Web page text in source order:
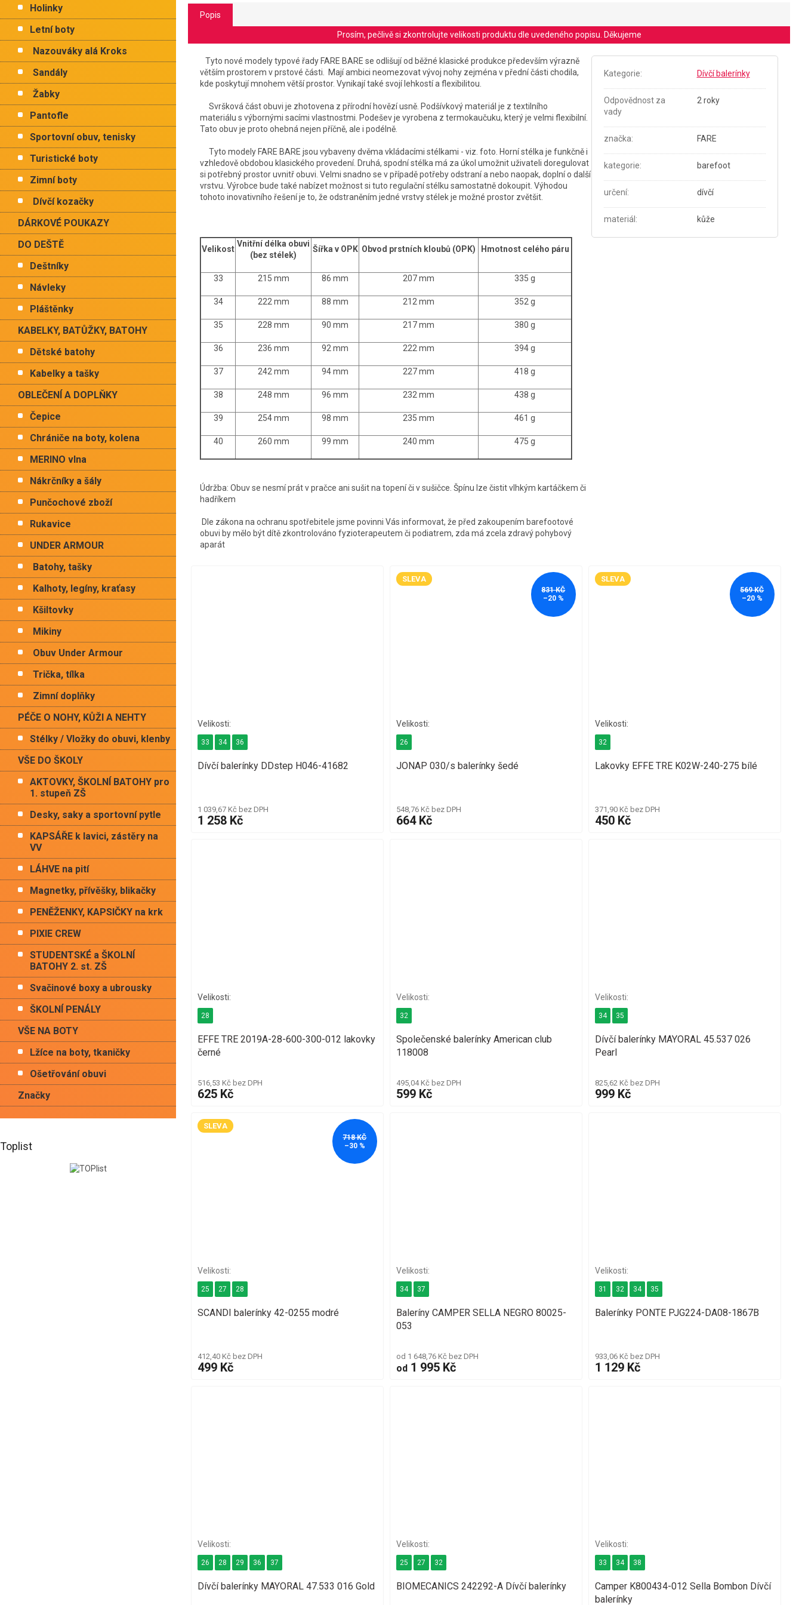
Holinky
Letní boty
Nazouváky alá Kroks
Sandály
Žabky
Pantofle
Sportovní obuv, tenisky
Turistické boty
Zimní boty
Dívčí kozačky
DÁRKOVÉ POUKAZY
DO DEŠTĚ
Deštníky
Návleky
Pláštěnky
KABELKY, BATŮŽKY, BATOHY
Dětské batohy
Kabelky a tašky
OBLEČENÍ A DOPLŇKY
Čepice
Chrániče na boty, kolena
MERINO vlna
Nákrčníky a šály
Punčochové zboží
Rukavice
UNDER ARMOUR
Batohy, tašky
Kalhoty, legíny, kraťasy
Kšiltovky
Mikiny
Obuv Under Armour
Trička, tílka
Zimní doplňky
PÉČE O NOHY, KŮŽI A NEHTY
Stélky / Vložky do obuvi, klenby
VŠE DO ŠKOLY
AKTOVKY, ŠKOLNÍ BATOHY pro
1. stupeň ZŠ
Desky, saky a sportovní pytle
KAPSÁŘE k lavici, zástěry na
VV
LÁHVE na pití
Magnetky, přívěšky, blikačky
PENĚŽENKY, KAPSIČKY na krk
PIXIE CREW
STUDENTSKÉ a ŠKOLNÍ
BATOHY 2. st. ZŠ
Svačinové boxy a ubrousky
ŠKOLNÍ PENÁLY
VŠE NA BOTY
Lžíce na boty, tkaničky
Ošetřování obuvi
Značky
Toplist
Popis
Prosím, pečlivě si zkontrolujte velikosti produktu dle uvedeného popisu. Děkujeme
Tyto nové modely typové řady FARE BARE se odlišují od běžné klasické produkce především výrazně
větším prostorem v prstové části. Mají ambici neomezovat vývoj nohy zejména v přední části chodila,
kde poskytují mnohem větší prostor. Vynikají také svojí lehkostí a flexibilitou.
Svršková část obuvi je zhotovena z přírodní hovězí usně. Podšívkový materiál je z textilního
materiálu s výbornými sacími vlastnostmi. Podešev je vyrobena z termokaučuku, který je velmi flexibilní.
Tato obuv je proto ohebná nejen příčně, ale i podélně.
Tyto modely FARE BARE jsou vybaveny dvěma vkládacími stélkami - viz. foto. Horní stélka je funkčně i
vzhledově obdobou klasického provedení. Druhá, spodní stélka má za úkol umožnit uživateli doregulovat
si potřebný prostor uvnitř obuvi. Velmi snadno se v případě potřeby odstraní a nebo naopak, doplní o další
vrstvu. Výrobce bude také nabízet možnost si tuto regulační stélku samostatně dokoupit. Výhodou
tohoto inovativního řešení je to, že odstraněním jedné vrstvy stélek je možné prostor zvětšit.
Velikost
Vnitřní délka obuvi
(bez stélek)
Šířka v OPK Obvod prstních kloubů (OPK) Hmotnost celého páru
33 215 mm 86 mm 207 mm 335 g
34 222 mm 88 mm 212 mm 352 g
35 228 mm 90 mm 217 mm 380 g
36 236 mm 92 mm 222 mm 394 g
37 242 mm 94 mm 227 mm 418 g
38 248 mm 96 mm 232 mm 438 g
39 254 mm 98 mm 235 mm 461 g
40 260 mm 99 mm 240 mm 475 g
Údržba: Obuv se nesmí prát v pračce ani sušit na topení či v sušičce. Špínu lze čistit vlhkým kartáčkem či
hadříkem
Dle zákona na ochranu spotřebitele jsme povinni Vás informovat, že před zakoupením barefootové
obuvi by mělo být dítě zkontrolováno fyzioterapeutem či podiatrem, zda má zcela zdravý pohybový
aparát
Kategorie: Dívčí balerínky
Odpovědnost za
vady
2 roky
značka: FARE
kategorie: barefoot
určení: dívčí
materiál : kůže
Dívčí balerínky DDstep H046-41682
1 039,67 Kč bez DPH
1 258 Kč
33 34 36
SLEVA
831 KČ
–20 %
JONAP 030/s balerínky šedé
548,76 Kč bez DPH
664 Kč
26
SLEVA
569 KČ
–20 %
Lakovky EFFE TRE K02W-240-275 bílé
371,90 Kč bez DPH
450 Kč
32
EFFE TRE 2019A-28-600-300-012 lakovky
černé
516,53 Kč bez DPH
625 Kč
28
Společenské balerínky American club
118008
495,04 Kč bez DPH
599 Kč
32
Dívčí balerínky MAYORAL 45.537 026
Pearl
825,62 Kč bez DPH
999 Kč
34 35
SLEVA
718 KČ
–30 %
SCANDI balerínky 42-0255 modré
412,40 Kč bez DPH
499 Kč
25 27 28
Baleríny CAMPER SELLA NEGRO 80025-
053
od 1 648,76 Kč bez DPH
od1 995 Kč
34 37
Balerínky PONTE PJG224-DA08-1867B
933,06 Kč bez DPH
1 129 Kč
31 32 34 35
Dívčí balerínky MAYORAL 47.533 016 Gold
26 28 29 36 37
BIOMECANICS 242292-A Dívčí balerínky
25 27 32
Camper K800434-012 Sella Bombon Dívčí
balerínky
33 34 38